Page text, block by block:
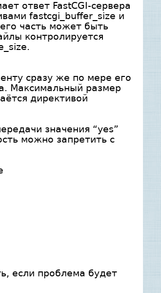
ответ FastCGI-сервера
fastcgi_buffer_size и
часть может быть
контролируется
сразу же по мере его
Максимальный размер
директивой
значения “yes”
можно запретить с
если проблема будет